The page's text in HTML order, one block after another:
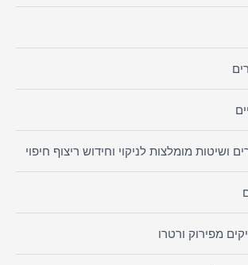
ושיטות מומלצות לניקוי וחידוש ריצוף חיפוי
מפירוק ורטרו